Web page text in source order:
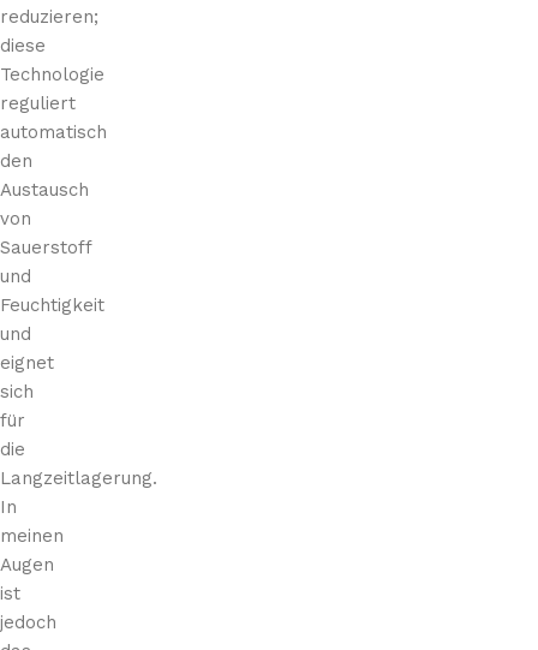
reduzieren;
diese
Technologie
reguliert
automatisch
den
Austausch
von
Sauerstoff
und
Feuchtigkeit
und
eignet
sich
für
die
Langzeitlagerung.
In
meinen
Augen
ist
jedoch